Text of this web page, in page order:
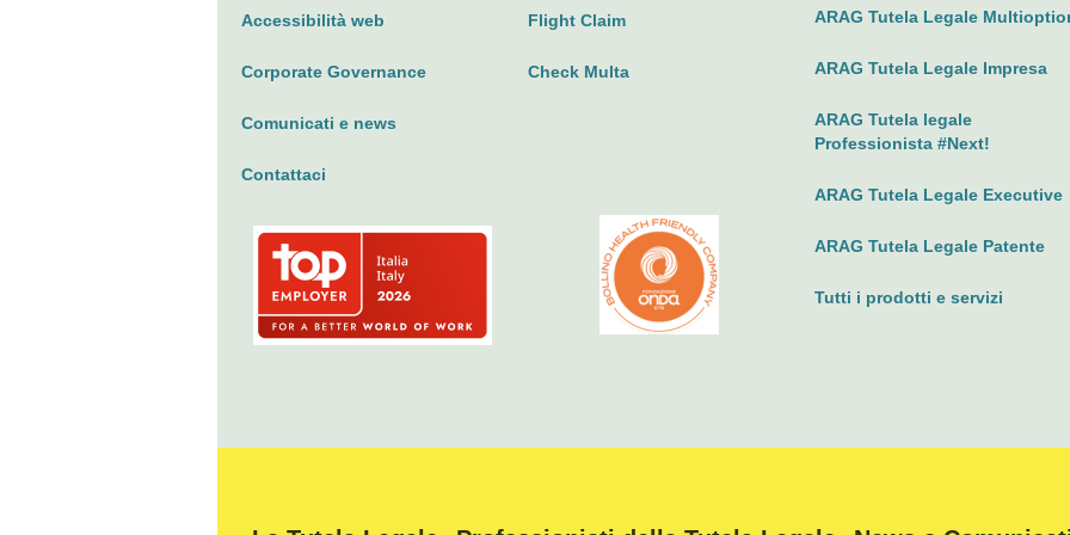
Accessibilità web
Corporate Governance
Comunicati e news
Contattaci
Flight Claim
Check Multa
ARAG Tutela Legale
ARAG Tutela Legale Impresa
ARAG Tutela legale
Professionista #Next!
ARAG Tutela Legale Executive
ARAG Tutela Legale Patente
Tutti i prodotti e servizi